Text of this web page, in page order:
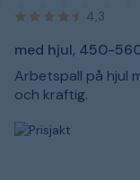
4,3
med hjul, 450-
Arbetspall på hjul
och kraftig.